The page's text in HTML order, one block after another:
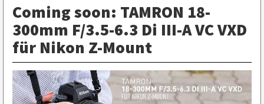
Coming soon: TAMRON 18-
300mm F/3.5-6.3 Di III-A VC VXD
für Nikon Z-Mount